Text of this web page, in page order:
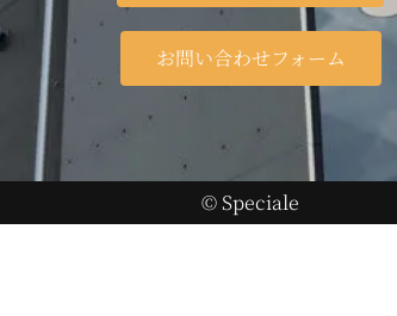
お問い合わせフォーム
© Speciale